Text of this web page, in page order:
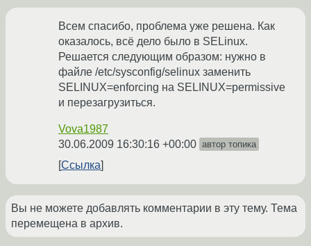
Всем спасибо, проблема уже решена. Как
оказалось, всё дело было в SELinux.
Решается следующим образом: нужно в
файле /etc/sysconfig/selinux заменить
SELINUX=enforcing на SELINUX=permissive
и перезагрузиться.
Vova1987
30.06.2009 16:30:16 +00:00 автор топика
Ссылка
Вы не можете добавлять комментарии в эту тему. Тема
перемещена в архив.